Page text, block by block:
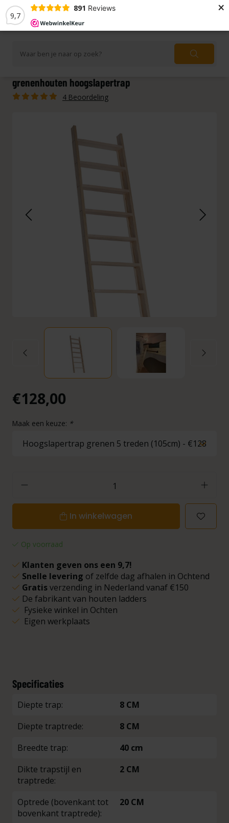
9,7
891 Reviews ×
grenenhouten hoogslapertrap
4 Beoordeling
€128,00
Maak een keuze: *
In winkelwagen
Op voorraad
Klanten geven ons een 9,7!
Snelle levering of zelfde dag afhalen in Ochtend
Gratisverzending in Nederland vanaf €150
De fabrikant van houten ladders
Fysieke winkel in Ochten
Eigen werkplaats
Specificaties
Diepte trap:
8 CM
Diepte traptrede:
8 CM
Breedte trap:
40 cm
Dikte trapstijl en
traptrede:
2 CM
Optrede (bovenkant tot
bovenkant traptrede):
20 CM